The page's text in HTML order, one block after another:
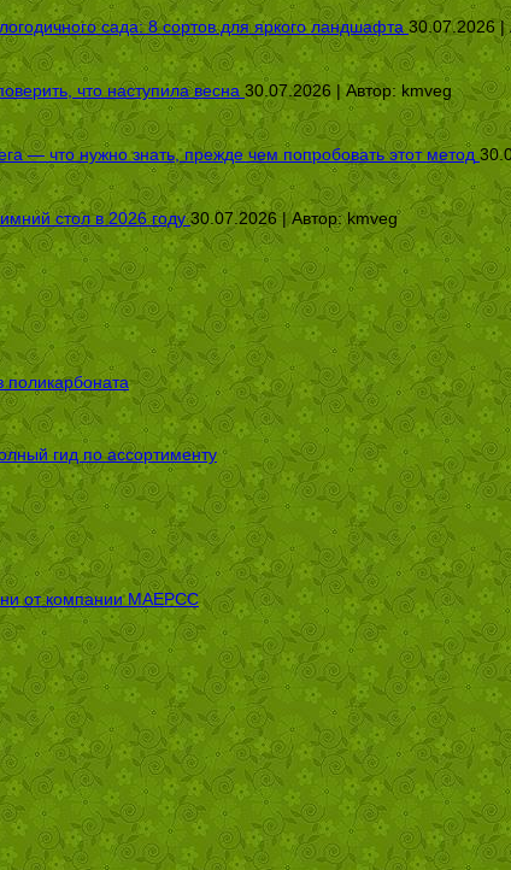
сада: 8 сортов для яркого ландшафта 30.07.2026 |
что наступила весна 30.07.2026 | Автор: kmveg
— что нужно знать, прежде чем попробовать этот метод
стол в 2026 году 30.07.2026 | Автор:kmveg
поликарбоната
гид по ассортименту
от компании МАЕРСС